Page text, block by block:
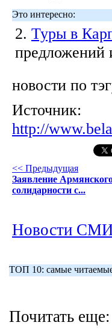
Это интересно:
2. Туры в
предложений
новости по
Источник:
http://
<< Предыдущая
Заявление
солидарности с...
Новости
ТОП 10: самые читаемые
Почитать еще: